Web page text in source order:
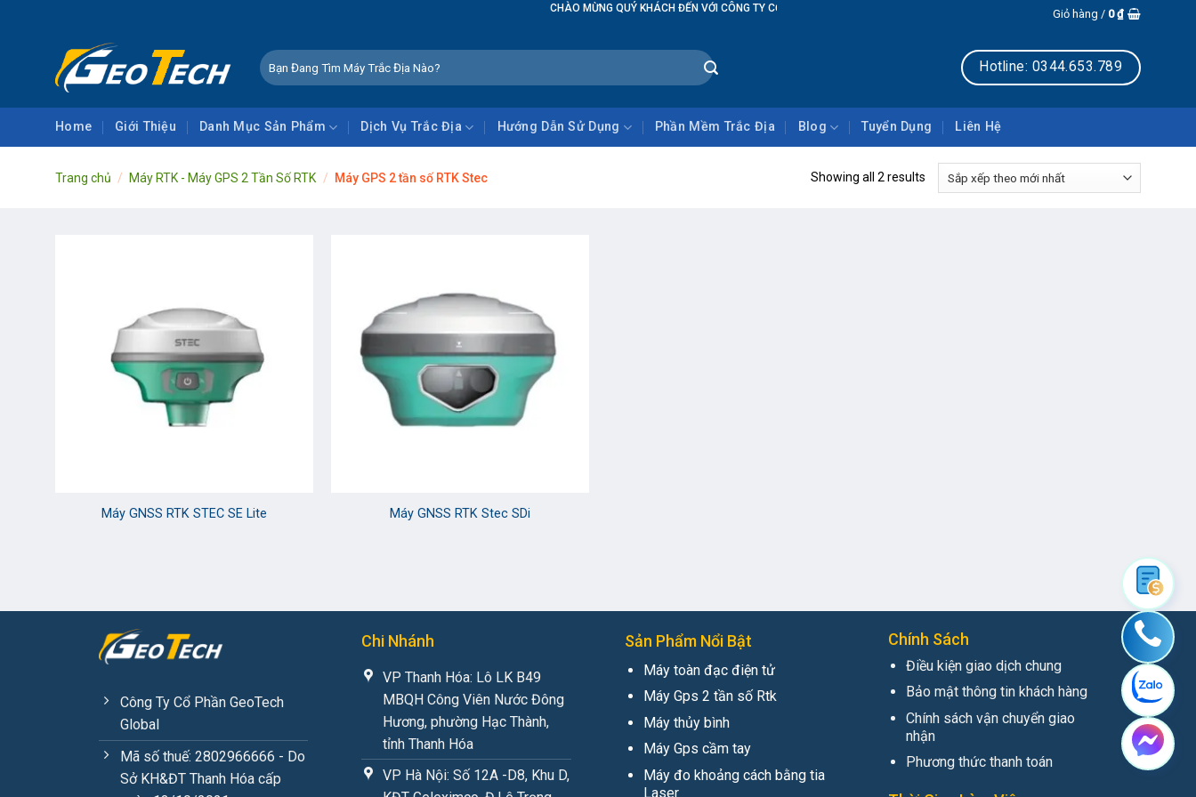
CHÀO MỪNG QUÝ KHÁCH ĐẾN VỚI CÔNG TY CỔ PHẦN GEOTECH GLOBAL Giỏ hàng / 0₫
Tìm
kiếm:
Hotline: 0344.653.789
Home Giới Thiệu Danh Mục Sản Phẩm Dịch Vụ Trắc Địa Hướng Dẫn Sử Dụng Phần Mềm Trắc Địa Blog Tuyển Dụng Liên Hệ
Trang chủ / Máy RTK - Máy GPS 2 Tần Số RTK / Máy GPS 2 tần số RTK Stec Showing all 2 results
Máy GNSS RTK STEC SE Lite Máy GNSS RTK Stec SDi
Công Ty Cổ Phần GeoTech
Global
Mã số thuế: 2802966666 - Do
Sở KH&ĐT Thanh Hóa cấp
Chi Nhánh
VP Thanh Hóa: Lô LK B49
MBQH Công Viên Nước Đông
Hương, phường Hạc Thành,
tỉnh Thanh Hóa
VP Hà Nội: Số 12A -D8, Khu D,
Sản Phẩm Nổi Bật
Máy toàn đạc điện tử
Máy Gps 2 tần số Rtk
Máy thủy bình
Máy Gps cầm tay
Máy đo khoảng cách bằng tia
Laser
Chính Sách
Điều kiện giao dịch chung
Bảo mật thông tin khách hàng
Chính sách vận chuyển giao
nhận
Phương thức thanh toán